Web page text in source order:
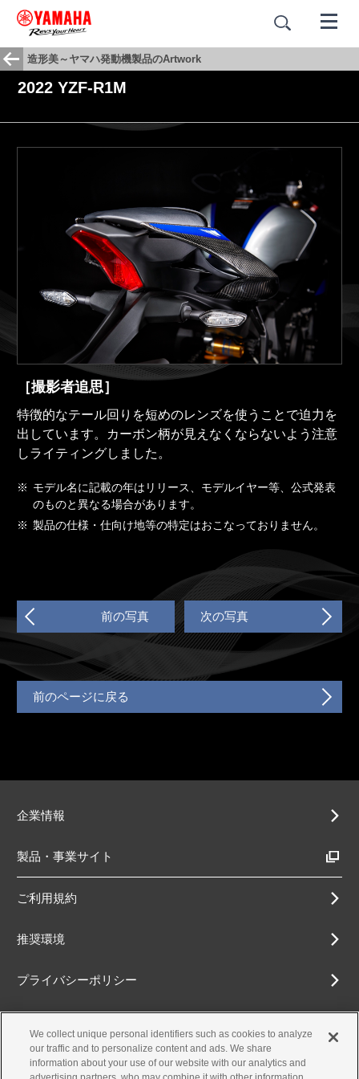
造形美～ヤマハ発動機製品のArtwork
2022 YZF-R1M
［撮影者追思］
特徴的なテール回りを短めのレンズを使うことで迫力を
出しています。カーボン柄が見えなくならないよう注意
しライティングしました。
※ モデル名に記載の年はリリース、モデルイヤー等、公式発表
のものと異なる場合があります。
※ 製品の仕様・仕向け地等の特定はおこなっておりません。
前の写真 次の写真
前のページに戻る
企業情報
製品・事業サイト
ご利用規約
推奨環境
プライバシーポリシー
アクセシビリティ方針
We collect unique personal identifiers such as cookies to analyze
our traffic and to personalize content and ads. We share
information about your use of our website with our analytics and